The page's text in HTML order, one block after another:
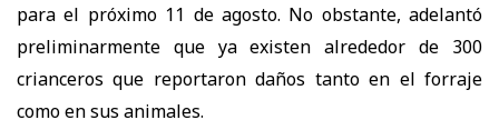
para el próximo 11 de agosto. No obstante, adelantó
preliminarmente que ya existen alrededor de 300
crianceros que reportaron daños tanto en el forraje
como en sus animales.